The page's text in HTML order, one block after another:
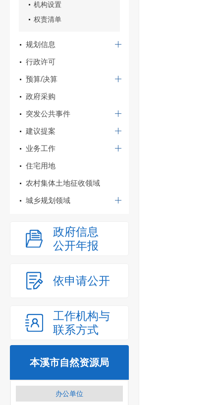
机构设置
权责清单
规划信息
行政许可
预算/决算
政府采购
突发公共事件
建议提案
业务工作
住宅用地
农村集体土地征收领域
城乡规划领域
政府信息
公开年报
依申请公开
工作机构与
联系方式
本溪市自然资源局
办公单位